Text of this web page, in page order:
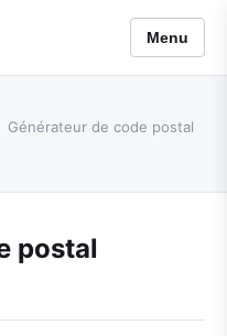
Menu
Générateur de code postal
postal